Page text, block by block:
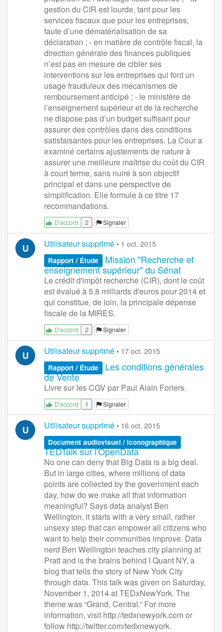
gestion du CIR est lourde, tant pour les
services fiscaux que pour les entreprises,
faute d’une dématérialisation de sa
déclaration ; - en matière de contrôle fiscal, la
direction générale des finances publiques
n’est pas en mesure de cibler ses
interventions sur les entreprises qui font un
usage frauduleux des mécanismes de
remboursement anticipé ; - le ministère de
l’enseignement supérieur et de la recherche
ne dispose pas d’un budget suffisant pour
assurer des contrôles dans des conditions
satisfaisantes pour les entreprises. La Cour a
examiné certains ajustements de nature à
assurer une meilleure maîtrise du coût du CIR
à court terme, sans nuire à son objectif
principal et dans une perspective de
simplification. Elle formule à ce titre 17
recommandations.
D'accord 2 Signaler
U Utilisateur supprimé • 1 oct. 2015
Rapport / Étude
Mission "Recherche et
enseignement supérieur" du Sénat
Le crédit d'impôt recherche (CIR), dont le coût
est évalué à 5,8 milliards d'euros pour 2014 et
qui constitue, de loin, la principale dépense
fiscale de la MIRES.
D'accord 2 Signaler
U Utilisateur supprimé • 17 oct. 2015
Rapport / Étude
Les conditions générales
de Vente
Livre sur les CGV par Paul Alain Foriers.
D'accord 1 Signaler
U Utilisateur supprimé • 16 oct. 2015
Document audiovisuel / iconographique
TEDTalk sur l'OpenData
No one can deny that Big Data is a big deal.
But in large cities, where millions of data
points are collected by the government each
day, how do we make all that information
meaningful? Says data analyst Ben
Wellington, it starts with a very small, rather
unsexy step that can empower all citizens who
want to help their communities improve. Data
nerd Ben Wellington teaches city planning at
Pratt and is the brains behind I Quant NY, a
blog that tells the story of New York City
through data. This talk was given on Saturday,
November 1, 2014 at TEDxNewYork. The
theme was “Grand, Central.” For more
information, visit http://tedxnewyork.com or
follow http://twitter.com/tedxnewyork.